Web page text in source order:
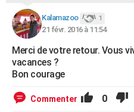
S'inscrire
Se connecter
Lycées
Collèges
Primaires
Universités
Entreprises
Service militaire
Avis de recherche
AVIS DE DÉCÈS
FORUM
Bricolage
Lifestyle
Culture
Sport
Auto
Television
Voyage
Cinema
Kalamazoo 1
21 févr. 2016 à 11:54
Merci de votre retour. Vous
vacances ?
Bon courage
Commenter 0